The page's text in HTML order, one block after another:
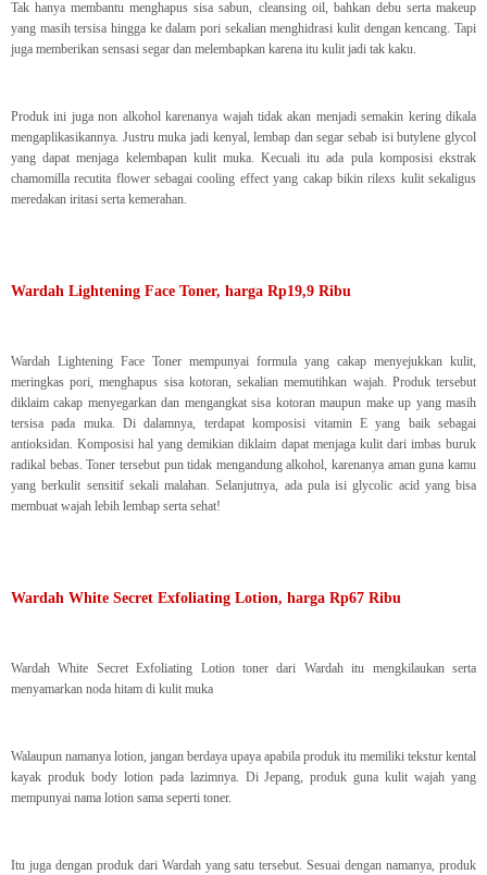
Tak hanya membantu menghapus sisa sabun, cleansing oil, bahkan debu serta makeup
yang masih tersisa hingga ke dalam pori sekalian menghidrasi kulit dengan kencang. Tapi
juga memberikan sensasi segar dan melembapkan karena itu kulit jadi tak kaku.
Produk ini juga non alkohol karenanya wajah tidak akan menjadi semakin kering dikala
mengaplikasikannya. Justru muka jadi kenyal, lembap dan segar sebab isi butylene glycol
yang dapat menjaga kelembapan kulit muka. Kecuali itu ada pula komposisi ekstrak
chamomilla recutita flower sebagai cooling effect yang cakap bikin rilexs kulit sekaligus
meredakan iritasi serta kemerahan.
Wardah Lightening Face Toner, harga Rp19,9 Ribu
Wardah Lightening Face Toner mempunyai formula yang cakap menyejukkan kulit,
meringkas pori, menghapus sisa kotoran, sekalian memutihkan wajah. Produk tersebut
diklaim cakap menyegarkan dan mengangkat sisa kotoran maupun make up yang masih
tersisa pada muka. Di dalamnya, terdapat komposisi vitamin E yang baik sebagai
antioksidan. Komposisi hal yang demikian diklaim dapat menjaga kulit dari imbas buruk
radikal bebas. Toner tersebut pun tidak mengandung alkohol, karenanya aman guna kamu
yang berkulit sensitif sekali malahan. Selanjutnya, ada pula isi glycolic acid yang bisa
membuat wajah lebih lembap serta sehat!
Wardah White Secret Exfoliating Lotion, harga Rp67 Ribu
Wardah White Secret Exfoliating Lotion toner dari Wardah itu mengkilaukan serta
menyamarkan noda hitam di kulit muka
Walaupun namanya lotion, jangan berdaya upaya apabila produk itu memiliki tekstur kental
kayak produk body lotion pada lazimnya. Di Jepang, produk guna kulit wajah yang
mempunyai nama lotion sama seperti toner.
Itu juga dengan produk dari Wardah yang satu tersebut. Sesuai dengan namanya, produk